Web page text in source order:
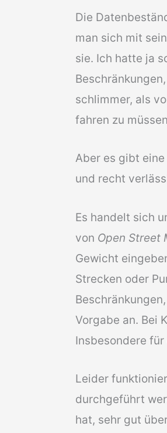
Die
man sich mit
sie. Ich hatte ja
schlimmer, als
fahren zu
Aber es gibt
und recht
Es handelt sich
von Open Street
Gewicht
Strecken oder
Vorgabe an. Bei
Insbesondere
Leider
durchgeführt
hat, sehr gut